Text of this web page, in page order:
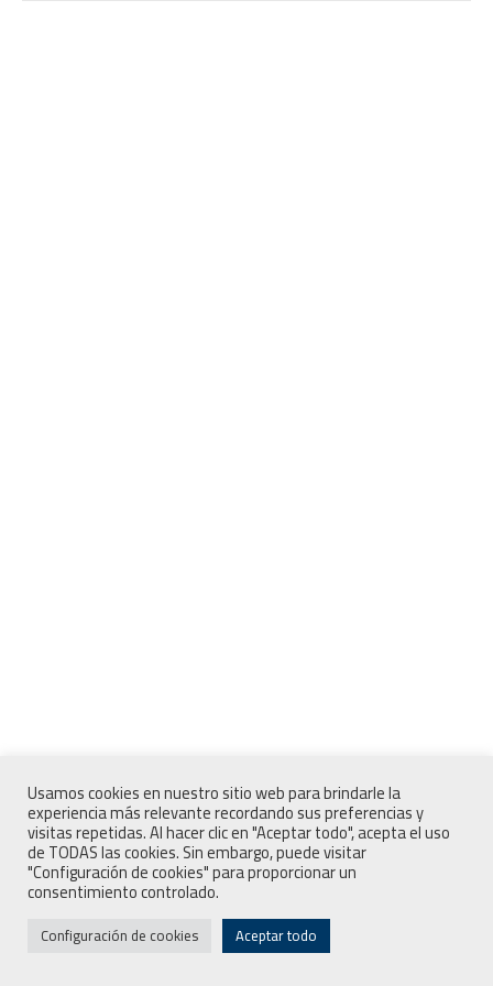
Usamos cookies en nuestro sitio web para brindarle la
experiencia más relevante recordando sus preferencias y
visitas repetidas. Al hacer clic en "Aceptar todo", acepta el uso
de TODAS las cookies. Sin embargo, puede visitar
"Configuración de cookies" para proporcionar un
consentimiento controlado.
Configuración de cookies Aceptar todo